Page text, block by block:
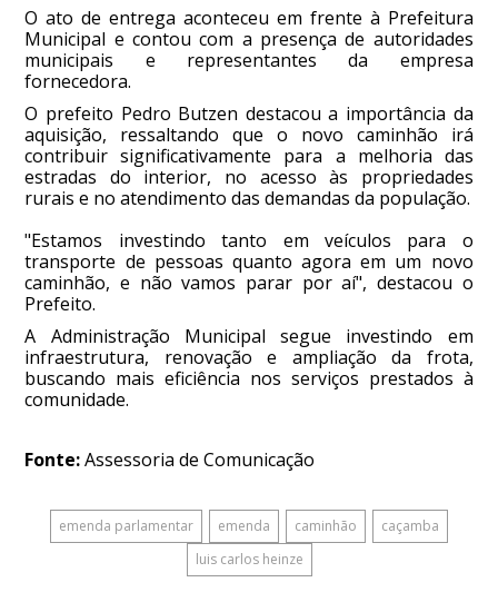
O ato de entrega aconteceu em frente à Prefeitura
Municipal e contou com a presença de autoridades
municipais e representantes da empresa
fornecedora.
O prefeito Pedro Butzen destacou a importância da
aquisição, ressaltando que o novo caminhão irá
contribuir significativamente para a melhoria das
estradas do interior, no acesso às propriedades
rurais e no atendimento das demandas da população.
"Estamos investindo tanto em veículos para o
transporte de pessoas quanto agora em um novo
caminhão, e não vamos parar por aí", destacou o
Prefeito.
A Administração Municipal segue investindo em
infraestrutura, renovação e ampliação da frota,
buscando mais eficiência nos serviços prestados à
comunidade.
Fonte:Assessoria de Comunicação
emenda parlamentar emenda caminhão
caçamba
luis carlos heinze